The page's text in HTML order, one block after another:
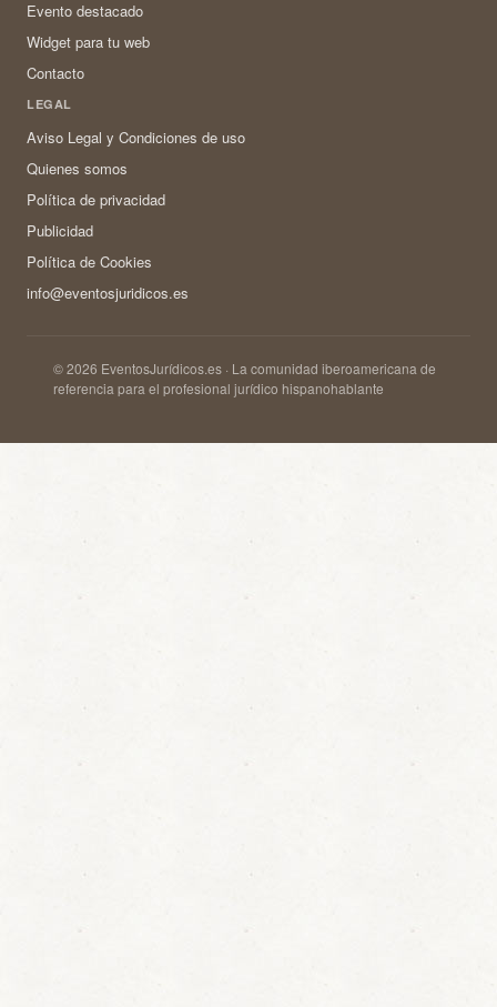
Evento destacado
Widget para tu web
Contacto
LEGAL
Aviso Legal y Condiciones de uso
Quienes somos
Política de privacidad
Publicidad
Política de Cookies
info@eventosjuridicos.es
© 2026 EventosJurídicos.es · La comunidad iberoamericana de
referencia para el profesional jurídico hispanohablante